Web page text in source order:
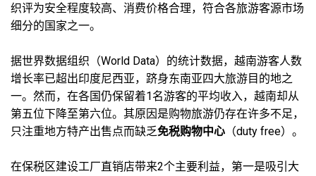
织评为安全程度较高、消费价格合理，符合各旅游客源市场
细分的国家之一。
据世界数据组织（World Data）的统计数据，越南游客人数
增长率已超出印度尼西亚，跻身东南亚四大旅游目的地之
一。然而，在各国仍保留着1名游客的平均收入，越南却从
第五位下降至第六位。其原因是购物旅游仍存在许多不足，
只注重地方特产出售点而缺乏免税购物中心 （duty free）。
在保税区建设工厂直销店带来2个主要利益，第一是吸引大